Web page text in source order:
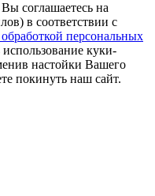
соглашаетесь на
в соответствии с
персональных
куки-
настойки Вашего
покинуть наш сайт.